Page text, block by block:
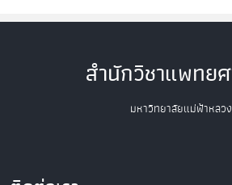
สำนักวิชาแพทย
มหาวิทยาลัยแม่ฟ้าหลวง